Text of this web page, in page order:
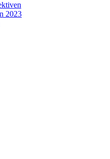
2023